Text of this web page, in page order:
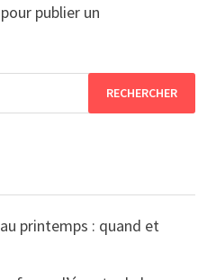
publier un
printemps : quand et